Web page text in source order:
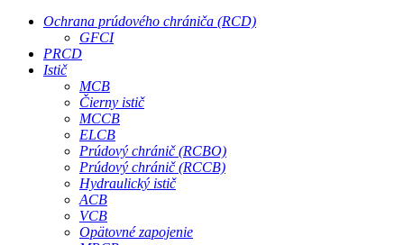
Ochrana prúdového chrániča (RCD)
GFCI
PRCD
Istič
MCB
Čierny istič
MCCB
ELCB
Prúdový chránič (RCBO)
Prúdový chránič (RCCB)
Hydraulický istič
ACB
VCB
Opätovné zapojenie